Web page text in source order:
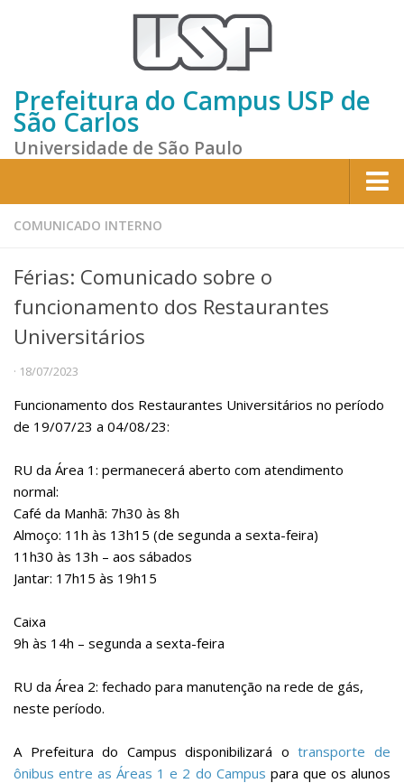
Prefeitura do Campus USP de
São Carlos
Universidade de São Paulo
Home
Sobre a Prefeitura
Gestão atual
Missão e Valores
Divisões e Seções
Comissões Internas
Pessoas
Localização
Serviços
Biblioteca
Administrativo e Financeiro
Transporte, Moradia e Alimentação
Promoção Social
Saúde Mental
Resíduos Químicos
COMUNICADO INTERNO
Férias: Comunicado sobre o
funcionamento dos Restaurantes
Universitários
· 18/07/2023
Funcionamento dos Restaurantes Universitários no período
de 19/07/23 a 04/08/23:
RU da Área 1 : permanecerá aberto com atendimento
normal:
Café da Manhã: 7h30 às 8h
Almoço: 11h às 13h15 (de segunda a sexta-feira)
11h30 às 13h – aos sábados
Jantar: 17h15 às 19h15
Caixa
9h às 14h – segunda a sexta-feira
RU da Área 2: fechado para manutenção na rede de gás,
neste período.
A Prefeitura do Campus disponibilizará otransporte de
ônibus entre as Áreas 1 e 2 do Campus para que os alunos